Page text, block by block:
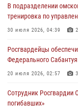
При содействии
миграционного
В подразделении
тренировка по
30 июля 2026, 04:39 2
Росгвардейцы
Федерального
20 июля 2026, 02:57 3
Сотрудник Росгвардии
погибавших»